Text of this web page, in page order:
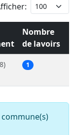
Nombre
de lavoirs
1
commune(s)